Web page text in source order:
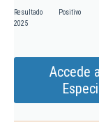
Resultado
2025
Positivo
Accede